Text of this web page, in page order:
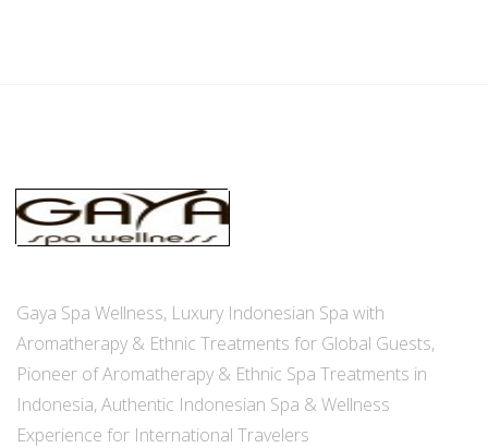
Gaya Spa Wellness, Luxury Indonesian Spa with
Aromatherapy & Ethnic Treatments for Global Guests,
Pioneer of Aromatherapy & Ethnic Spa Treatments in
Indonesia, Authentic Indonesian Spa & Wellness
Experience for International Travelers